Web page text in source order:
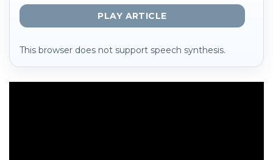
PLAY ARTICLE
This browser does not support speech synthesis.